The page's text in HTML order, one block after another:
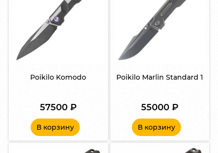
Poikilo Komodo
57500 ₽
В корзину
Poikilo Marlin Standard 1
55000 ₽
В корзину